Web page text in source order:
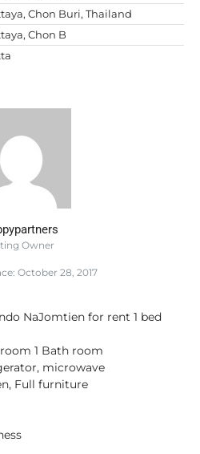
Chon Buri, Thailand
Chon B
Owner
October 28, 2017
NaJomtien for rent 1 bed
room 1 Bath room
microwave
Full furniture